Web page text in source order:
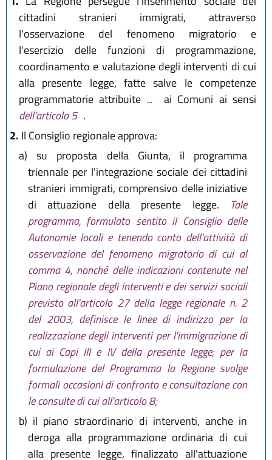
cittadini stranieri immigrati, attraverso
l'osservazione del fenomeno migratorio e
l'esercizio delle funzioni di programmazione,
coordinamento e valutazione degli interventi di cui
alla presente legge, fatte salve le competenze
programmatorie attribuite ...
ai Comuni ai sensi
dell'articolo 5 .
2. Il Consiglio regionale approva:
a) su proposta della Giunta, il programma
triennale per l'integrazione sociale dei cittadini
stranieri immigrati, comprensivo delle iniziative
di attuazione della presente legge.
Tale
programma, formulato sentito il Consiglio delle
Autonomie locali e tenendo conto dell'attività di
osservazione del fenomeno migratorio di cui al
comma 4, nonché delle indicazioni contenute nel
Piano regionale degli interventi e dei servizi sociali
previsto all'articolo 27 della legge regionale n. 2
del 2003, definisce le linee di indirizzo per la
realizzazione degli interventi per l'immigrazione di
cui ai Capi III e IV della presente legge; per la
formulazione del Programma la Regione svolge
formali occasioni di confronto e consultazione con
le consulte di cui all'articolo 8;
b) il piano straordinario di interventi, anche in
deroga alla programmazione ordinaria di cui
alla presente legge, finalizzato all'attuazione